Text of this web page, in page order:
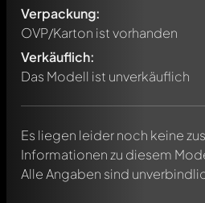
Verpackung:
OVP/Karton ist vorhanden
Verkäuflich:
Das Modell ist unverkäuflich
Es liegen leider noch keine
Informationen zu diesem
Alle Angaben sind
Schreibe jetzt einen ersten
Jeder Kommentar kann von
werden. Es ist wie ein Chat.
Erwähne andere Modelly-
automatisch darüber informiert.